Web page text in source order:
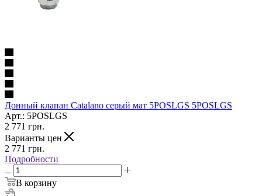
Донный клапан Catalano серый мат 5POSLGS 5POSLGS
Арт.: 5POSLGS
2 771 грн.
Варианты цен
2 771 грн.
Подробности
В корзину